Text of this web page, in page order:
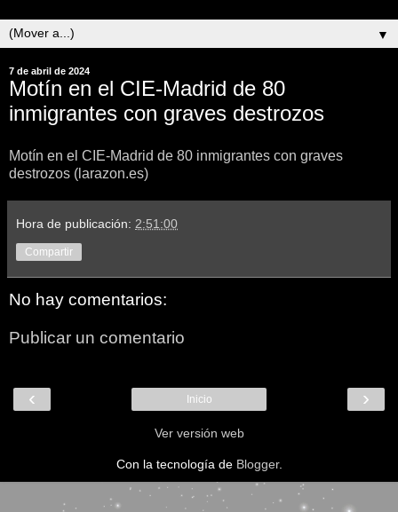
▼
7 de abril de 2024
Motín en el CIE-Madrid de 80
inmigrantes con graves destrozos
Motín en el CIE-Madrid de 80 inmigrantes con graves
destrozos (larazon.es)
Hora de publicación: 2:51:00
Compartir
No hay comentarios:
Publicar un comentario
‹ ›
Inicio
Ver versión web
Con la tecnología de Blogger.